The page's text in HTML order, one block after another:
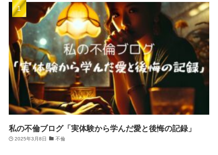
私の不倫ブログ「実体験から学んだ愛と後悔の記録」
2025年3月8日 不倫